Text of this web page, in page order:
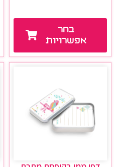
בחר
אפשרויות